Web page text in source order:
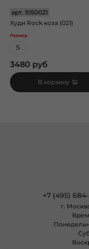
арт. 1050021
Худи Rock коза (021)
Размер
S
3480 руб
В корзину
+7 (495) 684-
г.